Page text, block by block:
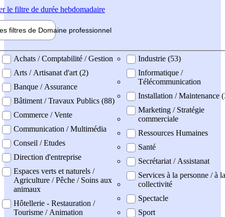
le filtre de durée hebdomadaire
filtres de Domaine professionnel
professionel
Achats / Comptabilité / Gestion
Arts / Artisanat d'art (2)
Banque / Assurance
Bâtiment / Travaux Publics (88)
Commerce / Vente
Communication / Multimédia
Conseil / Etudes
Direction d'entreprise
Espaces verts et naturels /
Agriculture / Pêche / Soins aux
animaux
Hôtellerie - Restauration /
Tourisme / Animation
Industrie (53)
Informatique /
Télécommunication
Installation / Maintenance
Marketing / Stratégie
commerciale
Ressources Humaines
Santé
Secrétariat / Assistanat
Services à la personne / à la
collectivité
Spectacle
Sport